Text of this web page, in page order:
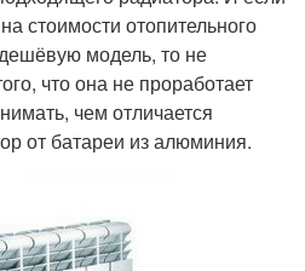
стоимости отопительного
модель, то не
что она не проработает
чем отличается
от батареи из алюминия.